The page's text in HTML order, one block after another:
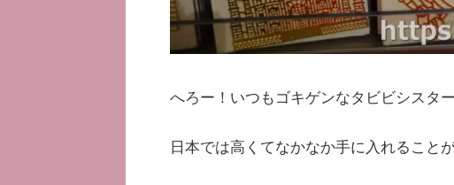
へろー！いつもゴキゲンなタビビシスタ
日本では高くてなかなか手に入れること